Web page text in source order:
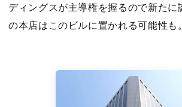
ディングスが主導権を握るので新たに
の本店はこのビルに置かれる可能性も。